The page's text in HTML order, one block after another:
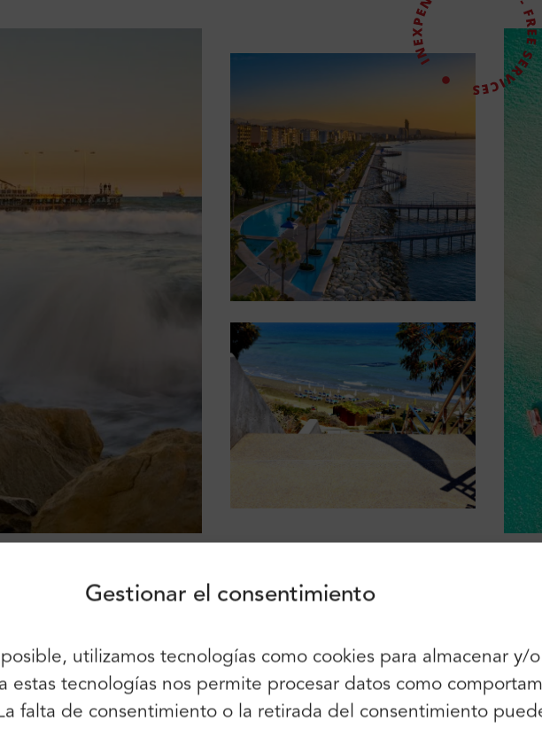
Gestionar el consentimiento
utilizamos tecnologías como cookies para almacenar y/
estas tecnologías nos permite procesar datos como
falta de consentimiento o la retirada del consentimiento
tu e-mail y obtén información sobre descuentos!
Inicio de sesión
Siga utilizando:
También puede utilizar el correo
electrónico y la contraseña:
Correo electrónico:
Nombre: